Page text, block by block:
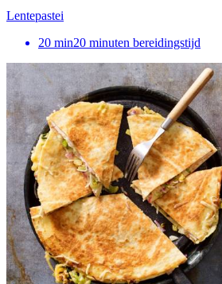
Lentepastei
20 min20 minuten bereidingstijd